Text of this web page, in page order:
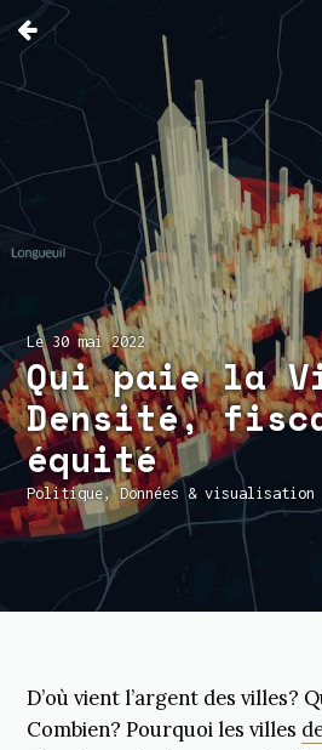
Le 30 mai 2022
Qui paie la
Densité,
équité
Politique,Données & visualisation
D’où vient l’argent des villes?
Combien? Pourquoi les villes